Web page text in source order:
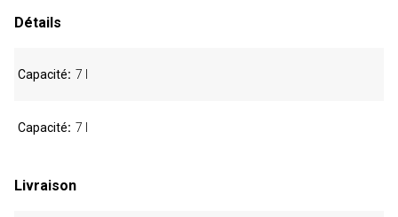
Détails
Capacité 7 l
Capacité 7 l
Livraison